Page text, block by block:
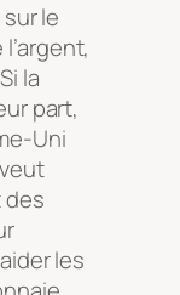
le
la
part,
Uni
des
les